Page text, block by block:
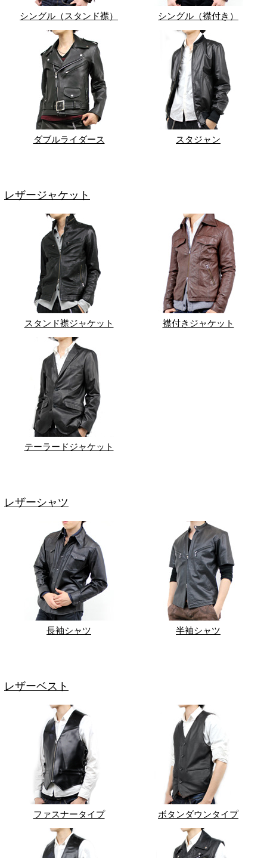
シングル（スタンド襟） シングル（襟付き）
ダブルライダース スタジャン
レザージャケット
スタンド襟ジャケット 襟付きジャケット
テーラードジャケット
レザーシャツ
長袖シャツ 半袖シャツ
レザーベスト
ファスナータイプ ボタンダウンタイプ